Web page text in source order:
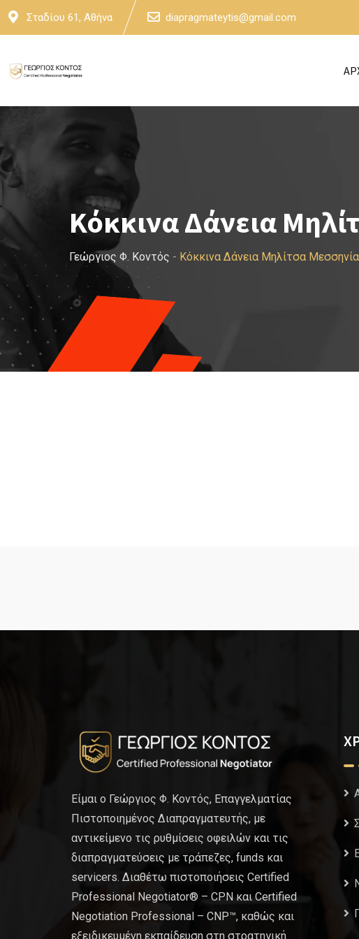
Skip
Σταδίου 61, Αθήνα diapragmateytis@gmail.com
Κόκκινα Δάνεια
Γεώργιος Φ. Κοντός - Κόκκινα Δάνεια Μηλίτσα
Είμαι ο Γεώργιος Φ. Κοντός, Επαγγελματίας
Πιστοποιημένος Διαπραγματευτής, με
αντικείμενο τις ρυθμίσεις οφειλών και τις
διαπραγματεύσεις με τράπεζες, funds και
servicers. Διαθέτω πιστοποιήσεις Certified
Professional Negotiator® – CPN και Certified
Negotiation Professional – CNP™, καθώς και
εξειδικευμένη εκπαίδευση στη στρατηγική